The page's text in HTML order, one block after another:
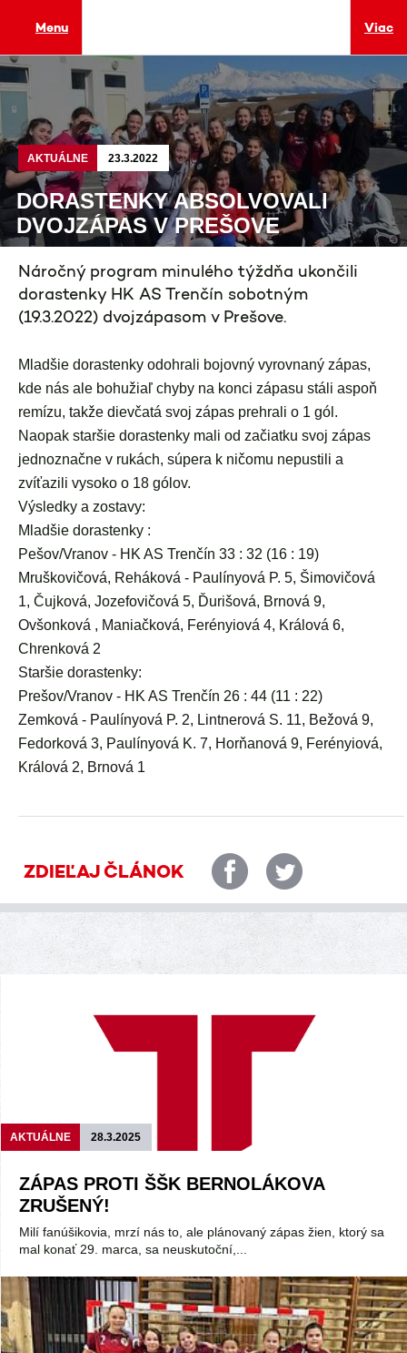
Menu Viac
AKTUÁLNE 23.3.2022
DORASTENKY ABSOLVOVALI
DVOJZÁPAS V PREŠOVE
Náročný program minulého týždňa ukončili
dorastenky HK AS Trenčín sobotným
(19.3.2022) dvojzápasom v Prešove.
Mladšie dorastenky odohrali bojovný vyrovnaný zápas,
kde nás ale bohužiaľ chyby na konci zápasu stáli aspoň
remízu, takže dievčatá svoj zápas prehrali o 1 gól.
Naopak staršie dorastenky mali od začiatku svoj zápas
jednoznačne v rukách, súpera k ničomu nepustili a
zvíťazili vysoko o 18 gólov.
Výsledky a zostavy:
Mladšie dorastenky :
Pešov/Vranov - HK AS Trenčín 33 : 32 (16 : 19)
Mruškovičová, Reháková - Paulínyová P. 5, Šimovičová
1, Čujková, Jozefovičová 5, Ďurišová, Brnová 9,
Ovšonková , Maniačková, Ferényiová 4, Králová 6,
Chrenková 2
Staršie dorastenky:
Prešov/Vranov - HK AS Trenčín 26 : 44 (11 : 22)
Zemková - Paulínyová P. 2, Lintnerová S. 11, Bežová 9,
Fedorková 3, Paulínyová K. 7, Horňanová 9, Ferényiová,
Králová 2, Brnová 1
ZDIEĽAJ ČLÁNOK
AKTUÁLNE 28.3.2025
ZÁPAS PROTI ŠŠK BERNOLÁKOVA
ZRUŠENÝ!
Milí fanúšikovia, mrzí nás to, ale plánovaný zápas žien, ktorý sa
mal konať 29. marca, sa neuskutoční,...